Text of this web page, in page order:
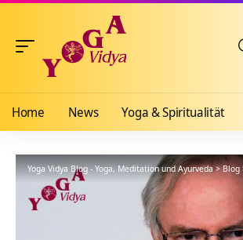
Home News Yoga & Spiritualität
Yoga Vidya Blog - Yoga, Meditation und Ayurveda>Blog